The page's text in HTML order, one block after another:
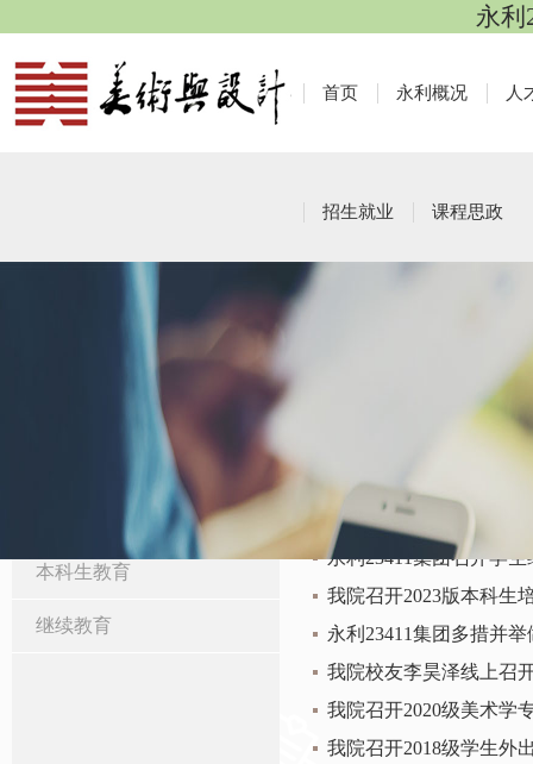
永利
首页 永利概况 人
招生就业 课程思政
本科生教育
继续教育
本科生教育
永利23411集团召开学
我院召开2023版本科生
永利23411集团多措并
我院校友李昊泽线上召
我院召开2020级美术学
我院召开2018级学生外